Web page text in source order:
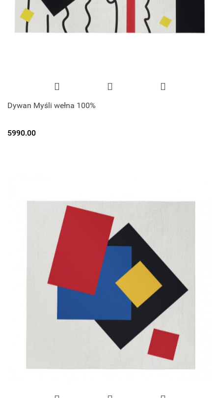
Dywan Myśli wełna 100%
5990.00